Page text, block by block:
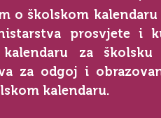
o školskom
prosvjete i
kalendaru za
za odgoj i
kalendaru.